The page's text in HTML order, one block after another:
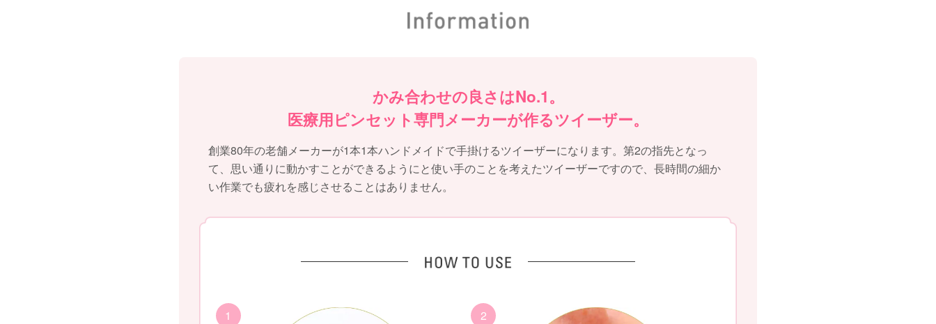
かみ合わせの良さはNo.1。
医療用ピンセット専門メーカーが作るツイーザー。
創業80年の老舗メーカーが1本1本ハンドメイドで手掛けるツイーザーになります。第2の指先となっ
て、思い通りに動かすことができるようにと使い手のことを考えたツイーザーですので、長時間の細か
い作業でも疲れを感じさせることはありません。
1 2